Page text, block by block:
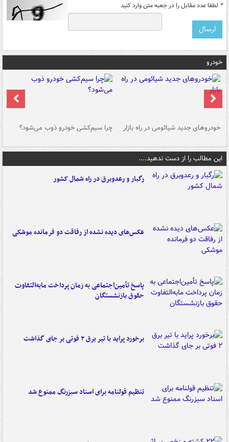
* لطفا عدد مقابل را در جعبه متن وارد کنید
خودرو
خودروهای جدید شیائومی در راه بازار چرا سیم‌کشی خودرو ذوب می‌شود؟
این مطالب را از دست ندهید....
رگبار و رعدوبرق در راه شمال کشور
عکس‌های دیده نشده از رفاقت دو فرمانده‌ موشکی
پاسخ تأمین‌اجتماعی به زمان پرداخت مابه‌التفاوت
حقوق بازنشستگان
برخورد پراید با تیر برق ۲ فوتی بر جای گذاشت
تنظیم قولنامه برای اسناد سبزرنگ ممنوع شد